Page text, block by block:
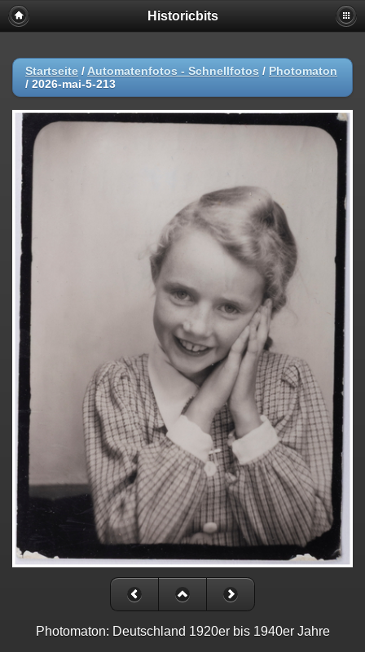
Historicbits
Startseite / Automatenfotos - Schnellfotos / Photomaton
/ 2026-mai-5-213
Photomaton: Deutschland 1920er bis 1940er Jahre